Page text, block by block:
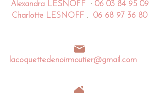
lacoquettedenoirmoutier@gmail.com
Alexandra LESNOFF : 06 03 84 95 09
Charlotte LESNOFF : 06 68 97 36 80